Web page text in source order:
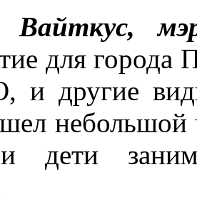
Вайткус,
для города
другие
дети